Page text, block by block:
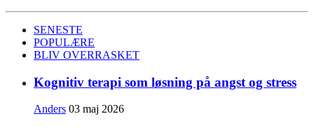
SENESTE
POPULÆRE
BLIV OVERRASKET
Kognitiv terapi som løsning på angst og stress
Anders 03 maj 2026